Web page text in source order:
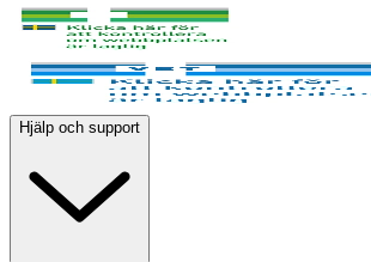
Hjälp och support